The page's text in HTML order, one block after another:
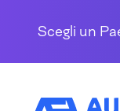
Scegli un